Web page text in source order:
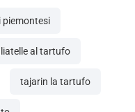
al tartufo
tajarin la tartufo